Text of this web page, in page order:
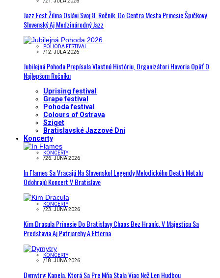
Jazz Fest Žilina Oslávi Svoj 8. Ročník. Do Centra Mesta Prinesie Špičkový
Slovenský Aj Medzinárodný Jazz
POHODA FESTIVAL
/12. JÚLA 2026
Jubilejná Pohoda Prepísala Vlastnú Históriu, Organizátori Hovoria Opäť O
Najlepšom Ročníku
Uprising festival
Grape festival
Pohoda festival
Colours of Ostrava
Sziget
Bratislavské Jazzové Dni
Koncerty
KONCERTY
/26. JÚNA 2026
In Flames Sa Vracajú Na Slovensko! Legendy Melodického Death Metalu
Odohrajú Koncert V Bratislave
KONCERTY
/23. JÚNA 2026
Kim Dracula Prinesie Do Bratislavy Chaos Bez Hraníc. V Majesticu Sa
Predstavia Aj Patriarchy A Etterna
KONCERTY
/18. JÚNA 2026
Dymytry: Kapela, Ktorá Sa Pre Mňa Stala Viac Než Len Hudbou